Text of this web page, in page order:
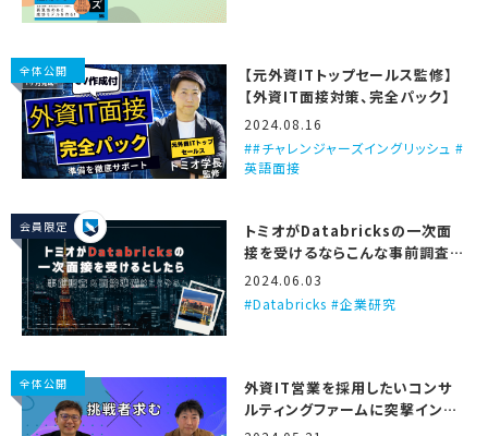
全体公開
【元外資ITトップセールス監修】
【外資IT面接対策、完全パック】
2024.08.16
#チャレンジャーズイングリッシュ #
英語面接
会員限定
トミオがDatabricksの一次面
接を受けるならこんな事前調査と
準備をする、という話
2024.06.03
Databricks #企業研究
全体公開
外資IT営業を採用したいコンサ
ルティングファームに突撃インタ
ビュー！（Unite Partners）